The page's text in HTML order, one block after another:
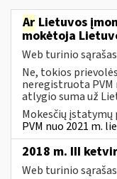
Ar Lietuvos
mokėtoja
Web turinio sąrašas
Ne, tokios
neregistruota PVM
atlygio suma už
Mokesčių įstatymų
PVM nuo 2021 m.
2018 m. III
Web turinio sąrašas